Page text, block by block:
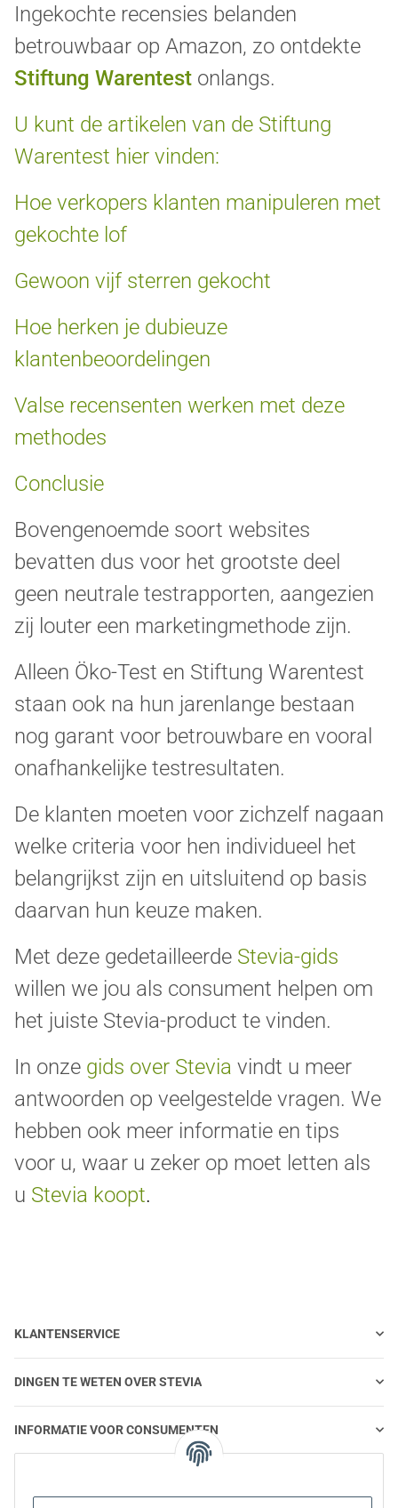
Ingekochte recensies belanden
betrouwbaar op Amazon, zo ontdekte
Stiftung Warentest onlangs.
U kunt de artikelen van de Stiftung
Warentest hier vinden:
Hoe verkopers klanten manipuleren met
gekochte lof
Gewoon vijf sterren gekocht
Hoe herken je dubieuze
klantenbeoordelingen
Valse recensenten werken met deze
methodes
Conclusie
Bovengenoemde soort websites
bevatten dus voor het grootste deel
geen neutrale testrapporten, aangezien
zij louter een marketingmethode zijn.
Alleen Öko-Test en Stiftung Warentest
staan ook na hun jarenlange bestaan
nog garant voor betrouwbare en vooral
onafhankelijke testresultaten.
De klanten moeten voor zichzelf nagaan
welke criteria voor hen individueel het
belangrijkst zijn en uitsluitend op basis
daarvan hun keuze maken.
Met deze gedetailleerde Stevia-gids
willen we jou als consument helpen om
het juiste Stevia-product te vinden.
In onze gids over Stevia vindt u meer
antwoorden op veelgestelde vragen. We
hebben ook meer informatie en tips
voor u, waar u zeker op moet letten als
u Stevia koopt.
KLANTENSERVICE
DINGEN TE WETEN OVER STEVIA
INFORMATIE VOOR CONSUMENTEN